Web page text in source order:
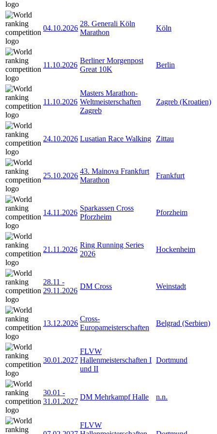
04.10.2026
28. Generali Köln
Marathon
Köln
11.10.2026
Berliner Morgenpost
Great 10K
Berlin
11.10.2026
Masters Marathon-
Weltmeisterschaften
Zagreb
Zagreb (Kroatien)
24.10.2026 Lusatian Race Walking Zittau
25.10.2026
43. Mainova Frankfurt
Marathon
Frankfurt
14.11.2026
Sparkassen Cross
Pforzheim
Pforzheim
21.11.2026
Ring Running Series
2026
Hockenheim
28.11 -
29.11.2026
DM Cross Weinstadt
13.12.2026
Cross-
Europameisterschaften
Belgrad (Serbien)
30.01.2027
FLVW
Hallenmeisterschaften I
und II
Dortmund
30.01 -
31.01.2027
DM Mehrkampf Halle n.n.
FLVW